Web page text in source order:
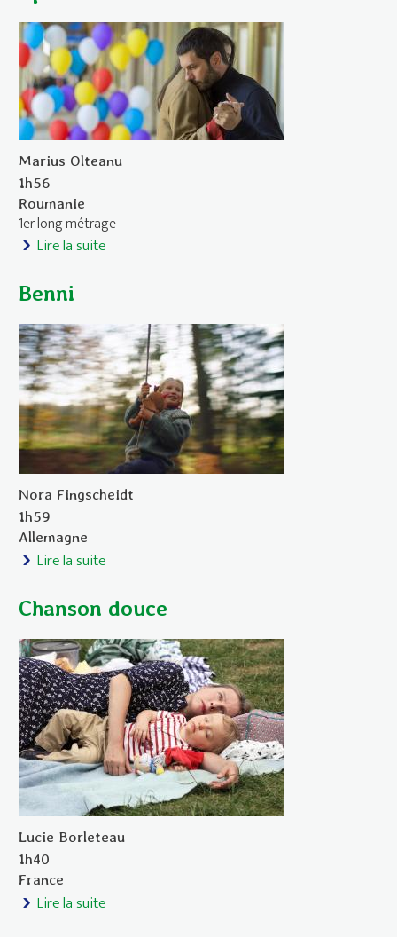
Marius Olteanu
1h56
Roumanie
1er long métrage
Lire la suite
Benni
Nora Fingscheidt
1h59
Allemagne
Lire la suite
Chanson douce
Lucie Borleteau
1h40
France
Lire la suite